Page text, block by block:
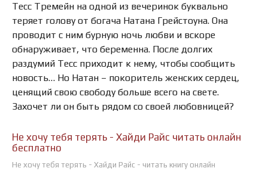
Тесс Тремейн на одной из вечеринок буквально
теряет голову от богача Натана Грейстоуна. Она
проводит с ним бурную ночь любви и вскоре
обнаруживает, что беременна. После долгих
раздумий Тесс приходит к нему, чтобы сообщить
новость… Но Натан – покоритель женских сердец,
ценящий свою свободу больше всего на свете.
Захочет ли он быть рядом со своей любовницей?
Не хочу тебя терять - Хайди Райс читать онлайн
бесплатно
Не хочу тебя терять - Хайди Райс - читать книгу онлайн